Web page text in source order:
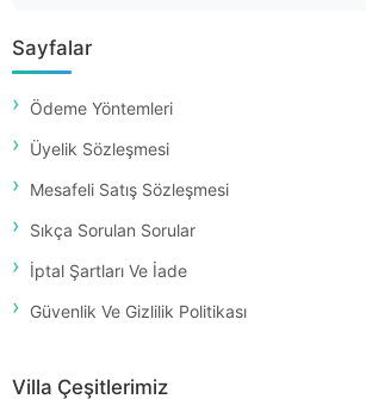
Sayfalar
Ödeme Yöntemleri
Üyelik Sözleşmesi
Mesafeli Satış Sözleşmesi
Sıkça Sorulan Sorular
İptal Şartları Ve İade
Güvenlik Ve Gizlilik Politikası
Villa Çeşitlerimiz